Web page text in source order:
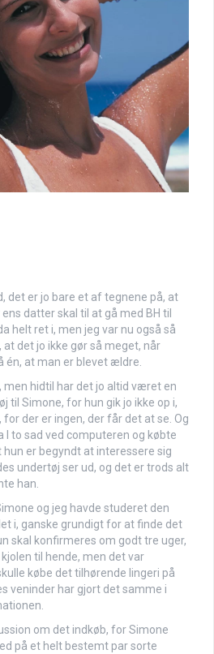
det er jo bare et af tegnene på, at
datter skal til at gå med BH til
helt ret i, men jeg var nu også så
at det jo ikke gør så meget, når
én, at man er blevet ældre.
men hidtil har det jo altid været en
til Simone, for hun gik jo ikke op i,
der er ingen, der får det at se. Og
I to sad ved computeren og købte
hun er begyndt at interessere sig
undertøj ser ud, og det er trods alt
han.
og jeg havde studeret den
i, ganske grundigt for at finde det
skal konfirmeres om godt tre uger,
til hende, men det var
købe det tilhørende lingeri på
veninder har gjort det samme i
om det indkøb, for Simone
på et helt bestemt par sorte